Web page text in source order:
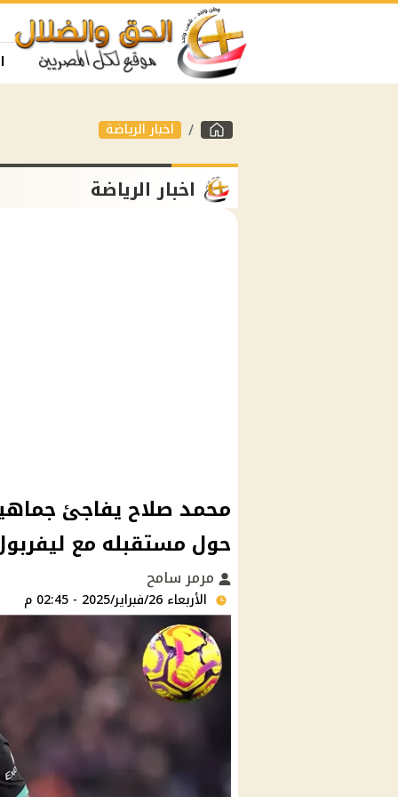
اخبار الرياضة
اخبار الرياضة
محمد صلاح يفاجئ
حول مستقبله مع
مرمر سامح
الأربعاء 26/فبراير/2025 - 02:45 م